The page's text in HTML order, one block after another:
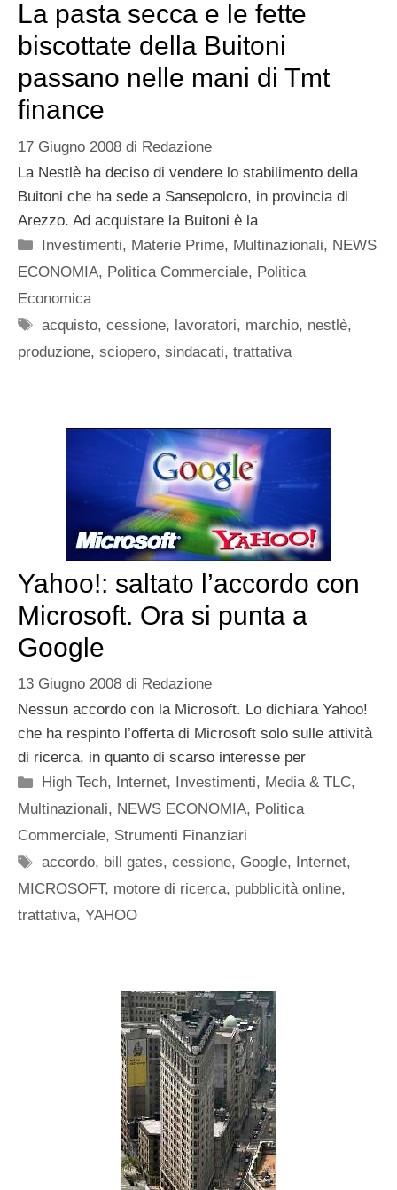
La pasta secca e le fette
biscottate della Buitoni
passano nelle mani di Tmt
finance
17 Giugno 2008 di Redazione
La Nestlè ha deciso di vendere lo stabilimento della
Buitoni che ha sede a Sansepolcro, in provincia di
Arezzo. Ad acquistare la Buitoni è la
Categorie
Investimenti, Materie Prime, Multinazionali, NEWS
ECONOMIA, Politica Commerciale, Politica
Economica
Tag
acquisto,cessione, lavoratori, marchio, nestlè,
produzione, sciopero, sindacati, trattativa
Yahoo!: saltato l’accordo con
Microsoft. Ora si punta a
Google
13 Giugno 2008 di Redazione
Nessun accordo con la Microsoft. Lo dichiara Yahoo!
che ha respinto l’offerta di Microsoft solo sulle attività
di ricerca, in quanto di scarso interesse per
Categorie
High Tech, Internet, Investimenti, Media & TLC,
Multinazionali, NEWS ECONOMIA, Politica
Commerciale, Strumenti Finanziari
Tag
accordo, bill gates,cessione, Google, Internet,
MICROSOFT, motore di ricerca, pubblicità online,
trattativa, YAHOO